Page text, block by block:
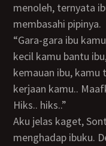
menoleh, ternyata
membasahi pipinya.
“Gara-gara ibu kamu jadi gini.. Fokus sama kerja, dari
kecil kamu bantu
kemauan ibu, kamu
kerjaan kamu..
Hiks.. hiks..”
Aku jelas kaget, Sontak aku beranjak, lalu berlutut
menghadap ibuku.